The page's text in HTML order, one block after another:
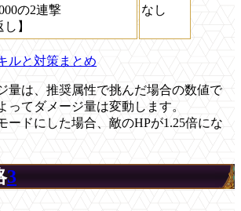
の2連撃
】
なし
ルと対策まとめ
量は、推奨属性で挑んだ場合の数値で
ってダメージ量は変動します。
ドにした場合、敵のHPが1.25倍にな
3